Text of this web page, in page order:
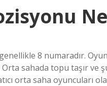
8 numaradır.
sahada topu taşır ve
orta saha oyuncuları